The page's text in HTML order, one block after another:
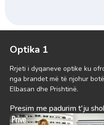
Optika 1
Rrjeti i dyqaneve optike ku
nga brandet më të njohur
Elbasan dhe Prishtinë.
Presim me padurim t'ju